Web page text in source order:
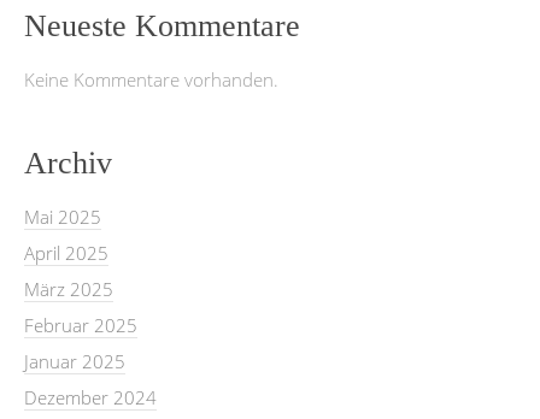
Neueste Kommentare
Keine Kommentare vorhanden.
Archiv
Mai 2025
April 2025
März 2025
Februar 2025
Januar 2025
Dezember 2024